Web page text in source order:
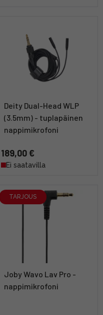
Deity Dual-Head WLP
(3.5mm) - tuplapäinen
nappimikrofoni
189,00 €
Ei saatavilla
TARJOUS
Joby Wavo Lav Pro -
nappimikrofoni